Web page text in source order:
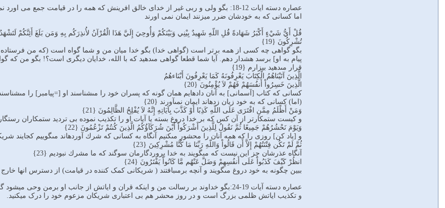
عصاره دسته ایات 12-18: بگو ولی و ربی غیر از خدای خالق افرینش که همه را در قیامت
اما کسانی که به خودشان ضرر میزنند ایمان نمی اورند
قُلْ أَيُّ شَيْءٍ أَكْبَرُ شَهَادةً قُلِ اللّهِ شَهِيدٌ بِيْنِي وَبَيْنَكُمْ وَأُوحِيَ إِلَيَّ هَذَا الْقُرْآنُ لأُنذِرَكُم بِهِ وَمَن بَلَغَ أَئِنَّكُمْ
تُشْرِكُونَ {19}
بگو گواهى چه كسى از همه برتر است (گواهی خدا) بگو خدا ميان من و شما گواه است (که من
پيام به او] برسد هشدار دهم. آيا شما قطعا گواهى مى‏دهيد كه با الله، خدايان ديگرى است؟! بگو من که
قرار مى‏دهيد بيزارم {19}
الَّذِينَ آتَيْنَاهُمُ الْكِتَابَ يَعْرِفُونَهُ كَمَا يَعْرِفُونَ أَبْنَاءهُمُ
الَّذِينَ خَسِرُواْ أَنفُسَهُمْ فَهُمْ لاَ يُؤْمِنُونَ {20}
كسانى كه كتاب [آسمانى] به آنان داده‏ايم همان گونه كه پسران خود را مى‏شناسند او [=پيامبر] را
(اما) كسانى كه به خود زيان زده‏اند ايمان نمى‏آورند {20}
وَمَنْ أَظْلَمُ مِمَّنِ افْتَرَى عَلَى اللّهِ كَذِبًا أَوْ كَذَّبَ بِآيَاتِهِ إِنَّهُ لاَ يُفْلِحُ الظَّالِمُونَ {21}
و كيست ‏ستمكارتر از آن كس كه بر خدا دروغ بسته يا آيات او را تكذيب نموده بى ترديد ستمكاران رستگار
وَيَوْمَ نَحْشُرُهُمْ جَمِيعًا ثُمَّ نَقُولُ لِلَّذِينَ أَشْرَكُواْ أَيْنَ شُرَكَآؤُكُمُ الَّذِينَ كُنتُمْ تَزْعُمُونَ {22}
و [ياد كن] روزى را كه همه آنان را محشور مى‏كنيم آنگاه به كسانى كه شرك آورده‏اند مى‏گوييم كجايند
ثُمَّ لَمْ تَكُن فِتْنَتُهُمْ إِلاَّ أَن قَالُواْ وَاللّهِ رَبِّنَا مَا كُنَّا مُشْرِكِينَ {23}
آنگاه عذرشان جز اين نيست كه مى‏گويند به خدا پروردگارمان سوگند كه ما مشرك نبوديم {23}
انظُرْ كَيْفَ كَذَبُواْ عَلَى أَنفُسِهِمْ وَضَلَّ عَنْهُم مَّا كَانُواْ يَفْتَرُونَ {24}
ببين چگونه به خود دروغ مى‏گويند و آنچه برمى‏بافتند ( شریکانی کمک کننده در قیامت) از دسترس انها خارج
عصاره دسته آیات 19-24:بگو خداوند بر رسالت من و اینکه قران و ایاتش از جانب او برمن
و تکذیب ایاتش ظلمی بزرگ است و در روز محشر هم بی اعتباری شریکان مزعوم خود را درک میکنید.